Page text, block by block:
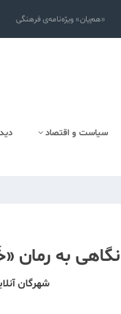
«هم‌یان» ویژه‌نامه‌ی فرهنگی
سیاست و اقتصاد
نگاهی به رمان
شهرگان